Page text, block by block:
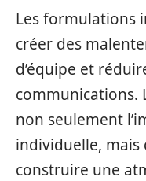
Les formulations
créer des
d’équipe et
communications.
non seulement
individuelle, mais
construire une